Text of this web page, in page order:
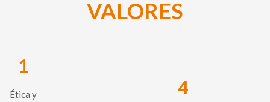
VALORES
1
Ética y
4